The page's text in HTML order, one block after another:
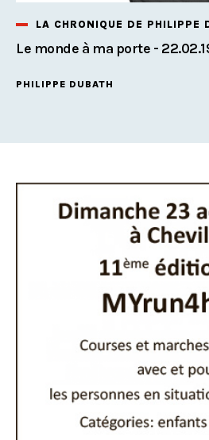
LA CHRONIQUE DE PHILIPPE
Le monde à ma porte -
PHILIPPE DUBATH